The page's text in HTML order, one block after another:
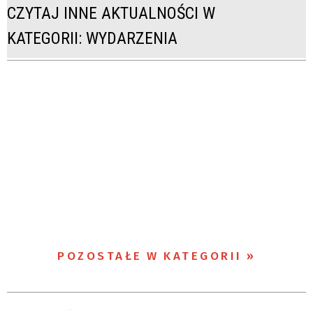
CZYTAJ INNE AKTUALNOŚCI W
KATEGORII: WYDARZENIA
POZOSTAŁE W KATEGORII